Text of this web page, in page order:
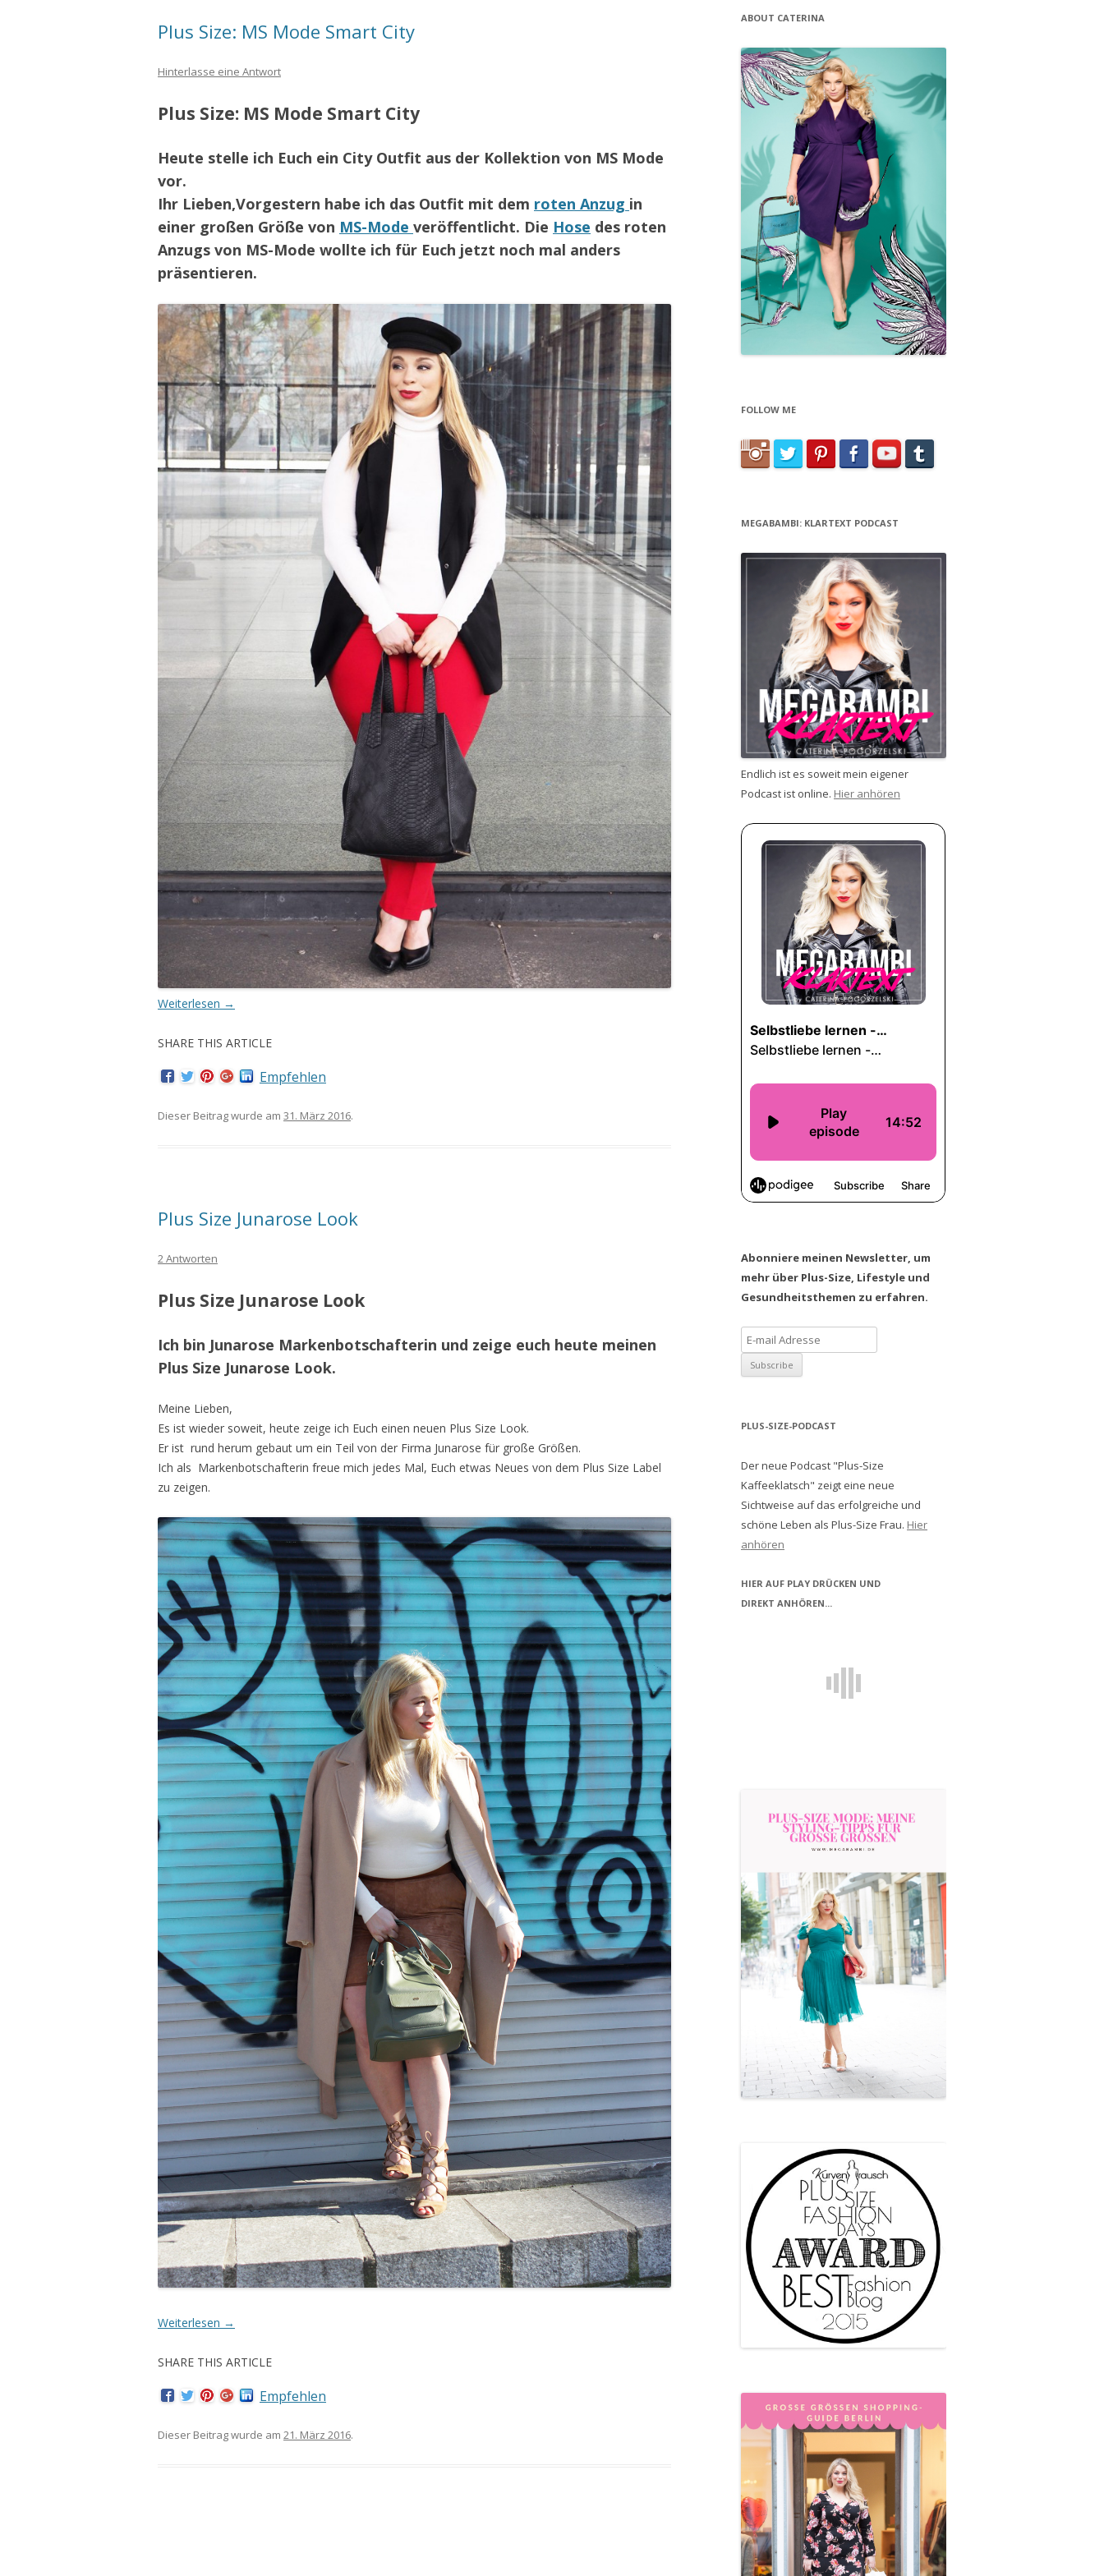
Plus Size: MS Mode Smart City
Hinterlasse eine Antwort
Plus Size: MS Mode Smart City
Heute stelle ich Euch ein City Outfit aus der Kollektion von MS Mode
vor.
Ihr Lieben,Vorgestern habe ich das Outfit mit dem roten Anzug in
einer großen Größe von MS-Mode veröffentlicht. Die Hose des roten
Anzugs von MS-Mode wollte ich für Euch jetzt noch mal anders
präsentieren.
Weiterlesen →
SHARE THIS ARTICLE
Empfehlen
Dieser Beitrag wurde am 31. März 2016.
Plus Size Junarose Look
2 Antworten
Plus Size Junarose Look
Ich bin Junarose Markenbotschafterin und zeige euch heute meinen
Plus Size Junarose Look.
Meine Lieben,
Es ist wieder soweit, heute zeige ich Euch einen neuen Plus Size Look.
Er ist rund herum gebaut um ein Teil von der Firma Junarose für große Größen.
Ich als Markenbotschafterin freue mich jedes Mal, Euch etwas Neues von dem Plus Size Label
zu zeigen.
Weiterlesen →
SHARE THIS ARTICLE
Empfehlen
Dieser Beitrag wurde am 21. März 2016.
ABOUT CATERINA
FOLLOW ME
MEGABAMBI: KLARTEXT PODCAST
Endlich ist es soweit mein eigener
Podcast ist online. Hier anhören
Abonniere meinen Newsletter, um
mehr über Plus-Size, Lifestyle und
Gesundheitsthemen zu erfahren.
PLUS-SIZE-PODCAST
Der neue Podcast "Plus-Size
Kaffeeklatsch" zeigt eine neue
Sichtweise auf das erfolgreiche und
schöne Leben als Plus-Size Frau. Hier
anhören
HIER AUF PLAY DRÜCKEN UND
DIREKT ANHÖREN...